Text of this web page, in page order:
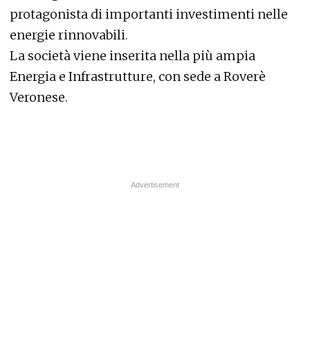
protagonista di importanti investimenti nelle
energie rinnovabili.
La società viene inserita nella più ampia
Energia e Infrastrutture, con sede a Roverè
Veronese.